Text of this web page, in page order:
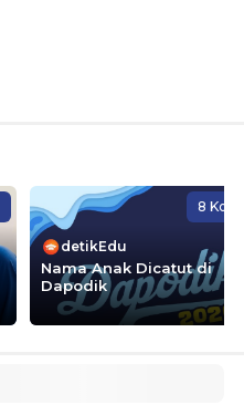
8
detikEdu
Nama Anak Dicatut di
Dapodik